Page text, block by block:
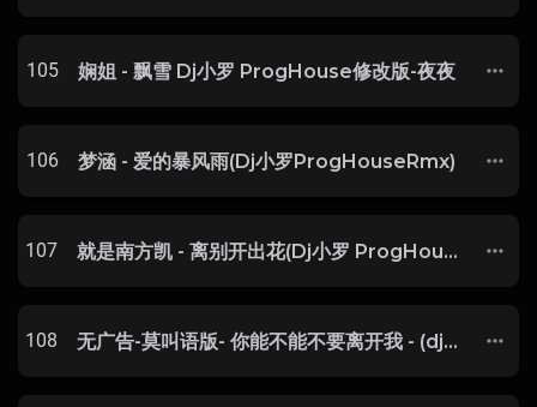
105 娴姐 - 飘雪 Dj小罗 ProgHouse修改版-夜夜
106 梦涵 - 爱的暴风雨(Dj小罗ProgHouseRmx)
107 就是南方凯 - 离别开出花(Dj小罗 ProgHouse Rmx 2024)
108 无广告-莫叫语版- 你能不能不要离开我 - (dj小罗 prog house mix)